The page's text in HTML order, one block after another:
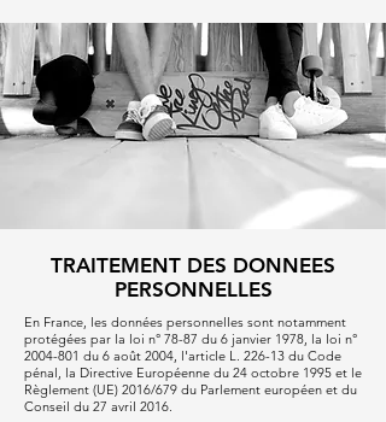
TRAITEMENT DES DONNEES
PERSONNELLES
En France, les données personnelles sont notamment
protégées par la loi n° 78-87 du 6 janvier 1978, la loi n°
2004-801 du 6 août 2004, l'article L. 226-13 du Code
pénal, la Directive Européenne du 24 octobre 1995 et le
Règlement (UE) 2016/679 du Parlement européen et du
Conseil du 27 avril 2016.